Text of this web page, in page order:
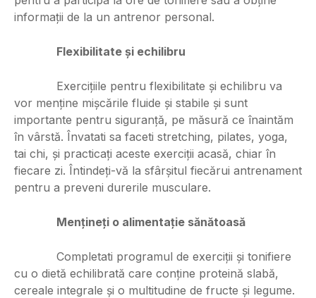
informații de la un antrenor personal.
Flexibilitate și echilibru
Exercițiile pentru flexibilitate și echilibru va
vor menține mișcările fluide și stabile și sunt
importante pentru siguranță, pe măsură ce înaintăm
în vârstă. Învatati sa faceti stretching, pilates, yoga,
tai chi, și practicați aceste exerciții acasă, chiar în
fiecare zi. Întindeți-vă la sfârșitul fiecărui antrenament
pentru a preveni durerile musculare.
Mențineți o alimentație sănătoasă
Completati programul de exerciții și tonifiere
cu o dietă echilibrată care conține proteină slabă,
cereale integrale și o multitudine de fructe și legume.